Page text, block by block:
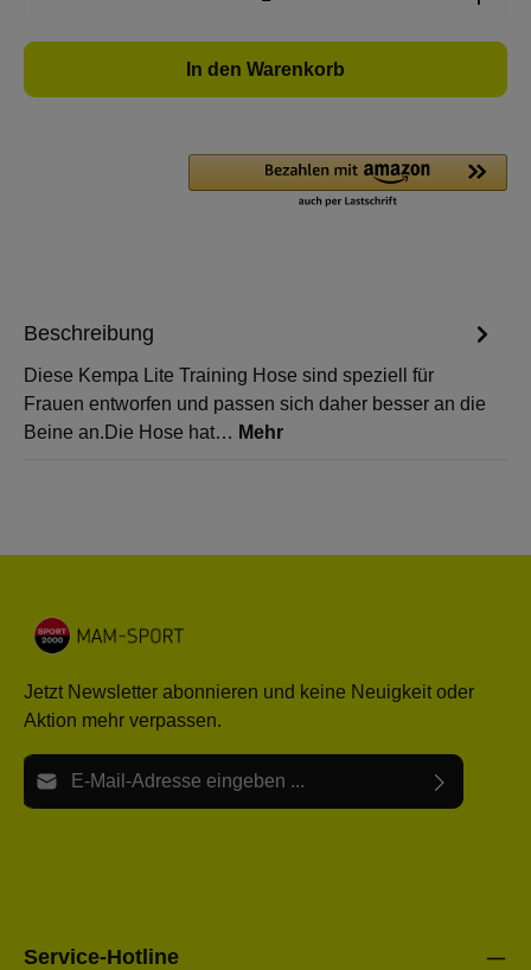
In den Warenkorb
Beschreibung
Diese Kempa Lite Training Hose sind speziell für
Frauen entworfen und passen sich daher besser an die
Beine an.Die Hose hat… Mehr
Jetzt Newsletter abonnieren und keine Neuigkeit oder
Aktion mehr verpassen.
E-Mail-Adresse*
Service-Hotline